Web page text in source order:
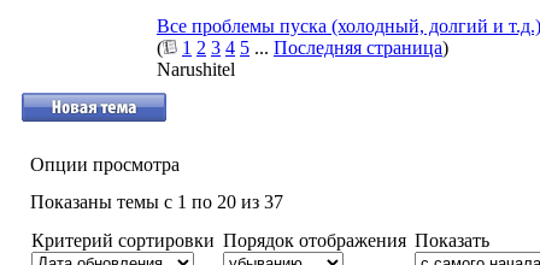
Все проблемы пуска (холодный, долгий и т.д.)
(
1 2 3 4 5 ... Последняя страница)
Narushitel
Опции просмотра
Показаны темы с 1 по 20 из 37
Критерий сортировки Порядок отображения Показать